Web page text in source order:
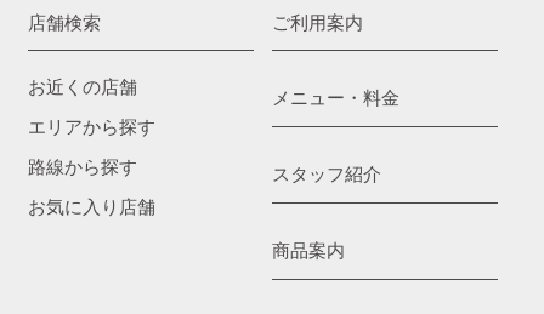
店舗検索
お近くの店舗
エリアから探す
路線から探す
お気に入り店舗
ご利用案内
メニュー・料金
スタッフ紹介
商品案内